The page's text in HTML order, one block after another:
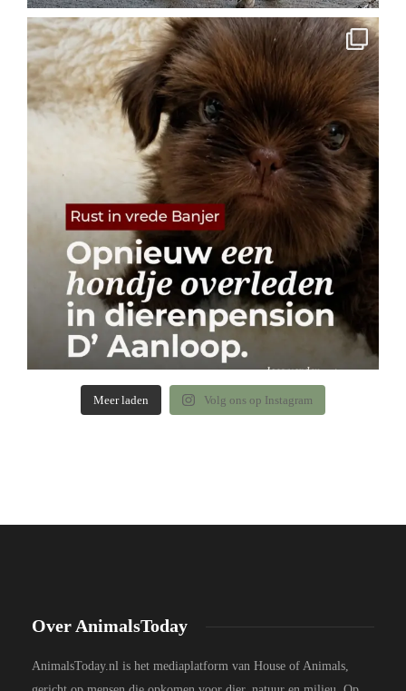
Meer laden Volg ons op Instagram
Over AnimalsToday
AnimalsToday.nl is het mediaplatform van House of Animals,